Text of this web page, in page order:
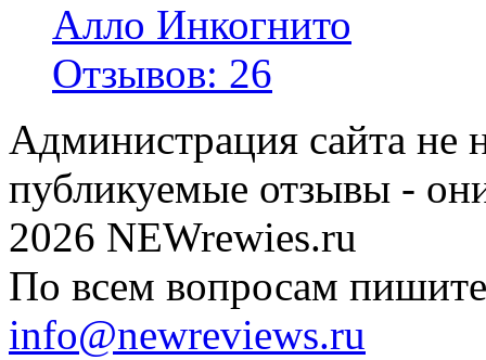
Алло Инкогнито
Отзывов: 26
Администрация сайта не
публикуемые отзывы -
2026 NEWrewies.ru
По всем вопросам
info@newreviews.ru